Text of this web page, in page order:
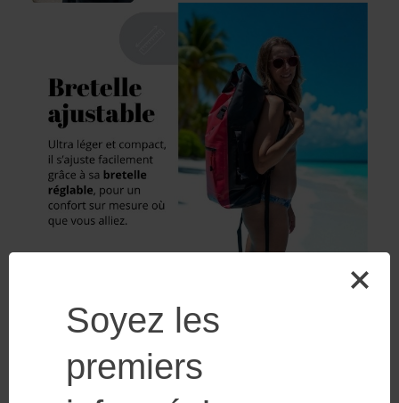
Soyez les
premiers